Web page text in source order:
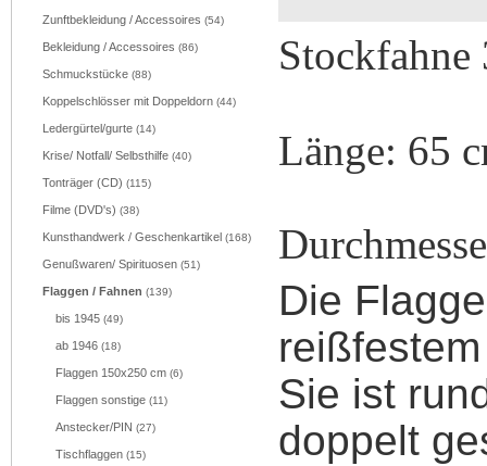
Zunftbekleidung / Accessoires (54)
Bekleidung / Accessoires (86)
Schmuckstücke (88)
Koppelschlösser mit Doppeldorn (44)
Ledergürtel/gurte (14)
Krise/ Notfall/ Selbsthilfe (40)
Tonträger (CD) (115)
Filme (DVD's) (38)
Kunsthandwerk / Geschenkartikel (168)
Genußwaren/ Spirituosen (51)
Flaggen / Fahnen (139)
bis 1945 (49)
ab 1946 (18)
Flaggen 150x250 cm (6)
Flaggen sonstige (11)
Anstecker/PIN (27)
Tischflaggen (15)
Länge: 65
Die
Sie ist
doppelt